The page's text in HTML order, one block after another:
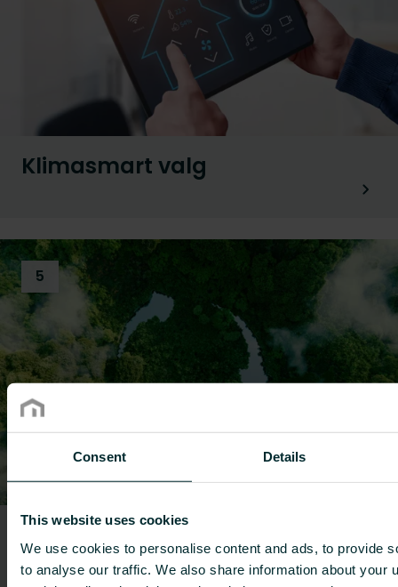
Consent Details
This website uses cookies
We use cookies to personalise content and ads, to provide
to analyse our traffic. We also share information about your
Klimasmart valg
5
Cirkularitet og slutningen af
livscyklussen